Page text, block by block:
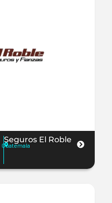
Seguros El Roble
Guatemala